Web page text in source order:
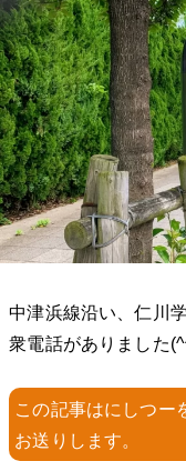
中津浜線沿い、仁川
衆電話がありました
この記事はにしつー
お送りします。